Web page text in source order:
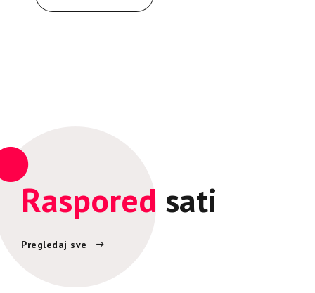
Raspored sati
Pregledaj sve